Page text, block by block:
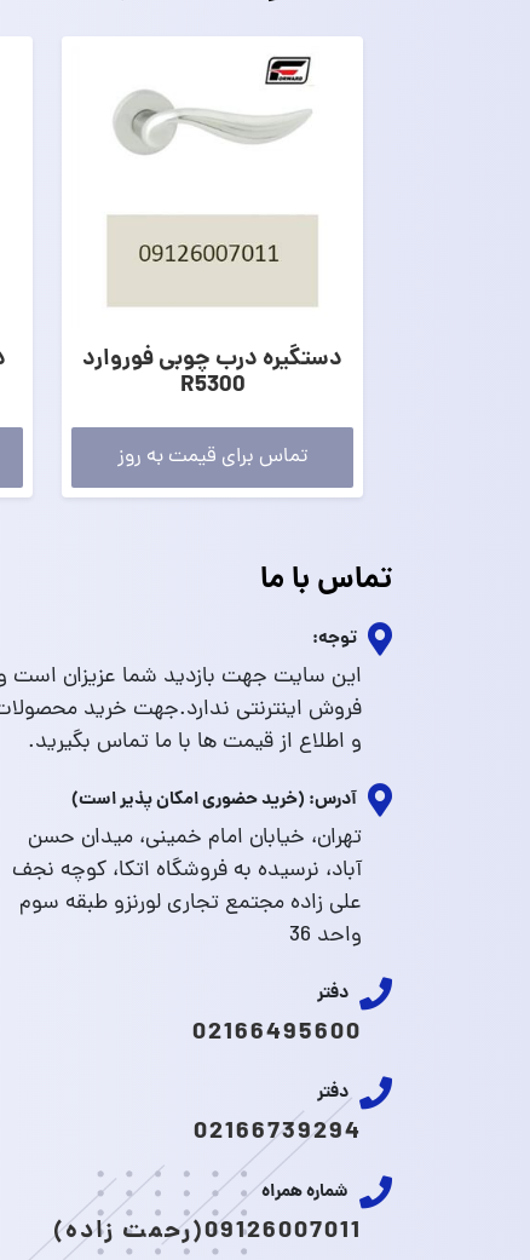
دستگیره درب چوبی فوروارد
R5300
تماس برای قیمت به روز
تماس با ما
توجه:
این سایت جهت بازدید شما عزیزان است
فروش اینترنتی ندارد.جهت خرید
و اطلاع از قیمت ها با ما تماس بگیرید.
آدرس: (خرید حضوری امکان پذیر است)
تهران، خیابان امام خمینی، میدان حسن
آباد، نرسیده به فروشگاه اتکا، کوچه نجف
علی زاده مجتمع تجاری لورنزو طبقه سوم
واحد 36
دفتر
02166495600
دفتر
02166739294
شماره همراه
09126007011(رحمت زاده)